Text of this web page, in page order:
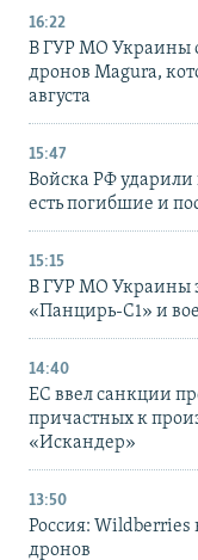
16:22
В ГУР МО Украины
дронов Magura,
августа
15:47
Войска РФ ударили
есть погибшие и
15:15
В ГУР МО Украины
«Панцирь-С1» и
14:40
ЕС ввел санкции
причастных к
«Искандер»
13:50
Россия: Wildberries
дронов